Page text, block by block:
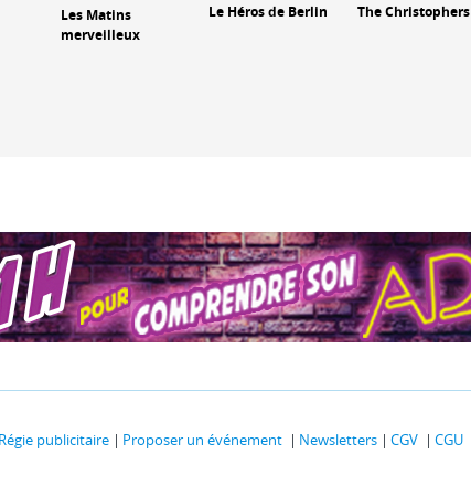
Les Matins
merveilleux
Le Héros de Berlin The Christophers
Régie publicitaire Proposer un événement Newsletters CGV CGU